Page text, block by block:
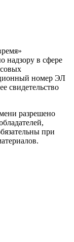
надзору в сфере
номер ЭЛ
свидетельство
разрешено
при